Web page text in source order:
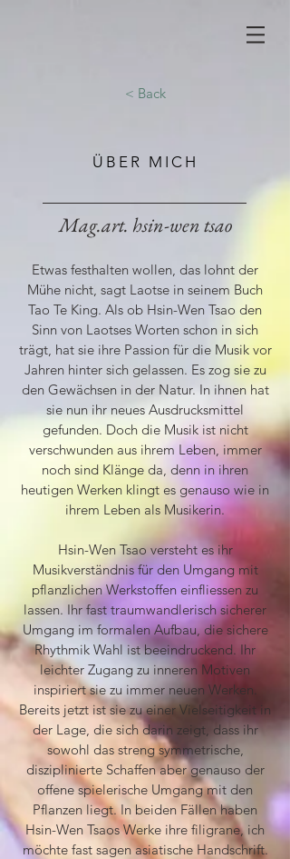
< Back
Mag.art. hsin-wen tsao
Etwas festhalten wollen, das lohnt der
Mühe nicht, sagt Laotse in seinem Buch
Tao Te King. Als ob Hsin-Wen Tsao den
Sinn von Laotses Worten schon in sich
trägt, hat sie ihre Passion für die Musik vor
Jahren hinter sich gelassen. Es zog sie zu
den Gewächsen in der Natur. In ihnen hat
sie nun ihr neues Ausdrucksmittel
gefunden. Doch die Musik ist nicht
verschwunden aus ihrem Leben, immer
noch sind Klänge da, denn in ihren
heutigen Werken klingt es genauso wie in
ihrem Leben als Musikerin.
Hsin-Wen Tsao versteht es ihr
Musikverständnis für den Umgang mit
pflanzlichen Werkstoffen einfliessen zu
lassen. Ihr fast traumwandlerisch sicherer
Umgang im formalen Aufbau, die sichere
Rhythmik Wahl ist beeindruckend. Ihr
leichter Zugang zu inneren Motiven
inspiriert sie zu immer neuen Werken.
Bereits jetzt ist sie zu einer Vielseitigkeit in
der Lage, die sich darin zeigt, dass ihr
sowohl das streng symmetrische,
disziplinierte Schaffen aber genauso der
offene spielerische Umgang mit den
Pflanzen liegt. In beiden Fällen haben
Hsin-Wen Tsaos Werke ihre filigrane, ich
möchte fast sagen asiatische Handschrift.
ÜBER MICH